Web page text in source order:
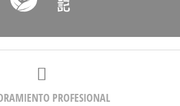
PROFESIONAL